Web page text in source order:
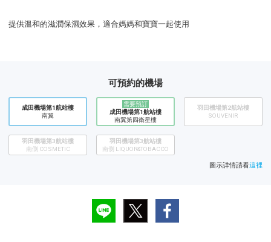
提供溫和的滋潤保濕效果，適合媽媽和寶寶一起使用
可預約的機場
成田機場第1航站樓
南翼
需要預訂
成田機場第1航站樓
南翼第四衛星樓
羽田機場第2航站樓
SOUVENIR
羽田機場第3航站樓
南側 COSMETIC
羽田機場第3航站樓
南側 LIQUOR&TOBACCO
圖示詳情請看這裡